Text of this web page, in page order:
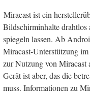
Miracast ist ein
Bildschirminhalte drahtlos
spiegeln lassen. Ab
Miracast-Unterstützung
zur Nutzung von
Gerät ist aber, das die
muss. Informationen zu